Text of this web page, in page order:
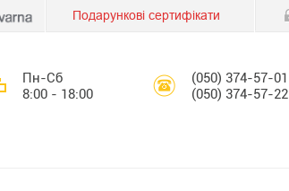
Подарункові сертифікати
Пн-Сб
8:00 - 18:00
(050) 374-57-01
(050) 374-57-22